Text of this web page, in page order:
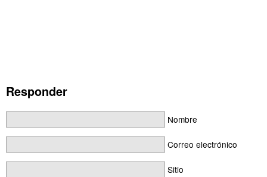
Responder
Nombre
Correo electrónico
Sitio